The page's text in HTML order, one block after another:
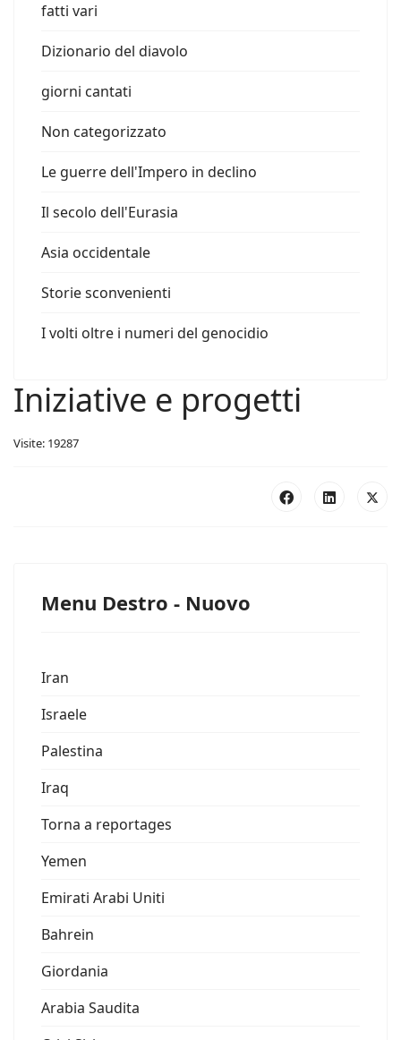
fatti vari
Dizionario del diavolo
giorni cantati
Non categorizzato
Le guerre dell'Impero in declino
Il secolo dell'Eurasia
Asia occidentale
Storie sconvenienti
I volti oltre i numeri del genocidio
Iniziative e progetti
Visite: 19287
Menu Destro - Nuovo
Iran
Israele
Palestina
Iraq
Torna a reportages
Yemen
Emirati Arabi Uniti
Bahrein
Giordania
Arabia Saudita